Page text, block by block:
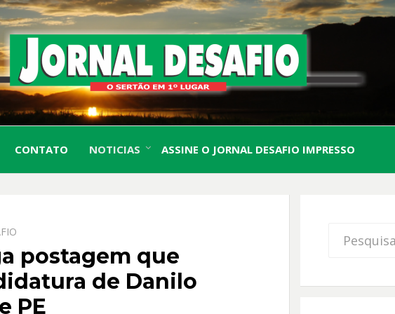
JORNAL
DESAFIO
O Sertão em 1º Lugar
CONTATO NOTICIAS ASSINE O JORNAL DESAFIO IMPRESSO
postagem que
de Danilo
PE
Procurar